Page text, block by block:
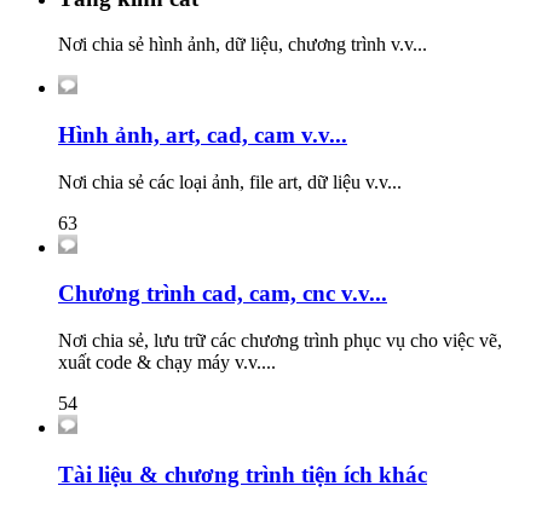
Nơi chia sẻ hình ảnh, dữ liệu, chương trình v.v...
Hình ảnh, art, cad, cam v.v...
Nơi chia sẻ các loại ảnh, file art, dữ liệu v.v...
63
Chương trình cad, cam, cnc v.v...
Nơi chia sẻ, lưu trữ các chương trình phục vụ cho việc vẽ,
xuất code & chạy máy v.v....
54
Tài liệu & chương trình tiện ích khác